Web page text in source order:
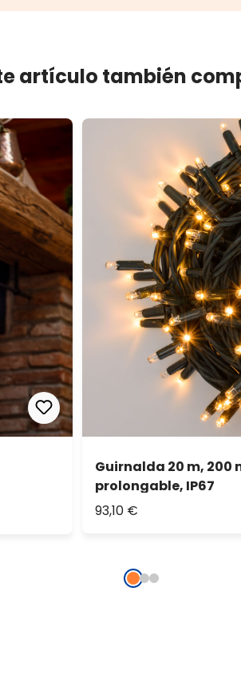
artículo también
Guirnalda 20 m, 200
prolongable, IP67
93,10 €